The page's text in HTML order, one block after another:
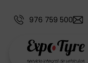
976 759 500